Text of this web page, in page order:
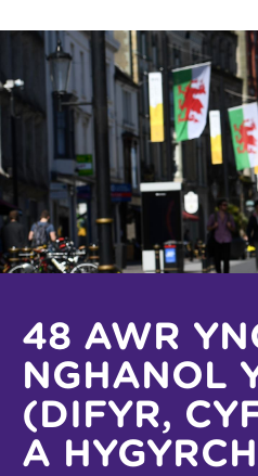
48 AWR
NGHANOL
(DIFYR,
A